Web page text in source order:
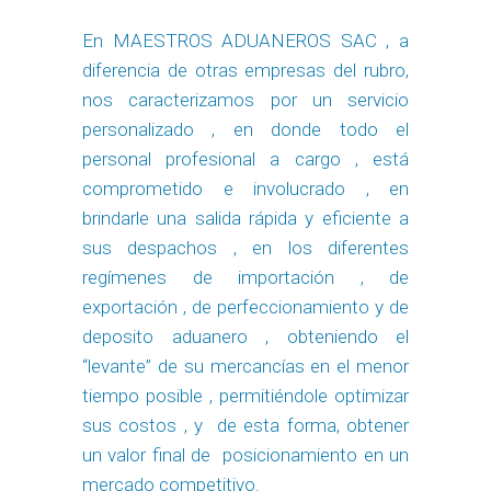
En MAESTROS ADUANEROS SAC , a
diferencia de otras empresas del rubro,
nos caracterizamos por un servicio
personalizado , en donde todo el
personal profesional a cargo , está
comprometido e involucrado , en
brindarle una salida rápida y eficiente a
sus despachos , en los diferentes
regímenes de importación , de
exportación , de perfeccionamiento y de
deposito aduanero , obteniendo el
“levante” de su mercancías en el menor
tiempo posible , permitiéndole optimizar
sus costos , y de esta forma, obtener
un valor final de posicionamiento en un
mercado competitivo.